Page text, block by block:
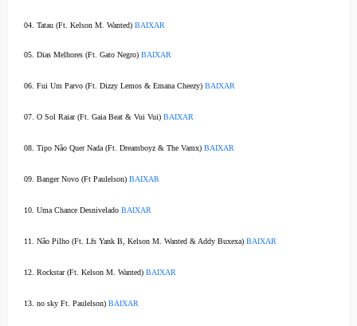
04. Tatau (Ft. Kelson M. Wanted) BAIXAR
05. Dias Melhores (Ft. Gato Negro) BAIXAR
06. Fui Um Parvo (Ft. Dizzy Lemos & Emana Cheezy) BAIXAR
07. O Sol Raiar(Ft. Gaia Beat & Vui Vui) BAIXAR
08. Tipo Não Quer Nada (Ft. Dreamboyz & The Vamx) BAIXAR
09. Banger Novo (Ft Paulelson) BAIXAR
10. Uma Chance Desnivelado BAIXAR
11. Não Pilho (Ft. Lfs Yank B, Kelson M. Wanted & Addy Buxexa) BAIXAR
12. Rockstar(Ft. Kelson M. Wanted) BAIXAR
13. no sky Ft. Paulelson) BAIXAR